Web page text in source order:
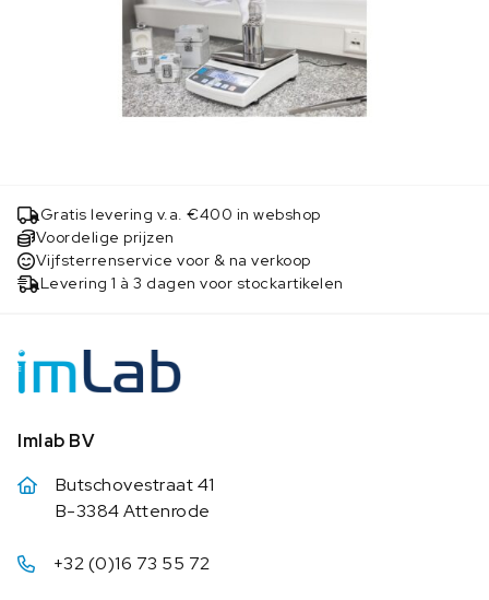
Gratis levering v.a. €400 in webshop
Voordelige prijzen
Vijfsterrenservice voor & na verkoop
Levering 1 à 3 dagen voor stockartikelen
Imlab BV
Butschovestraat 41
B-3384 Attenrode
+32 (0)16 73 55 72